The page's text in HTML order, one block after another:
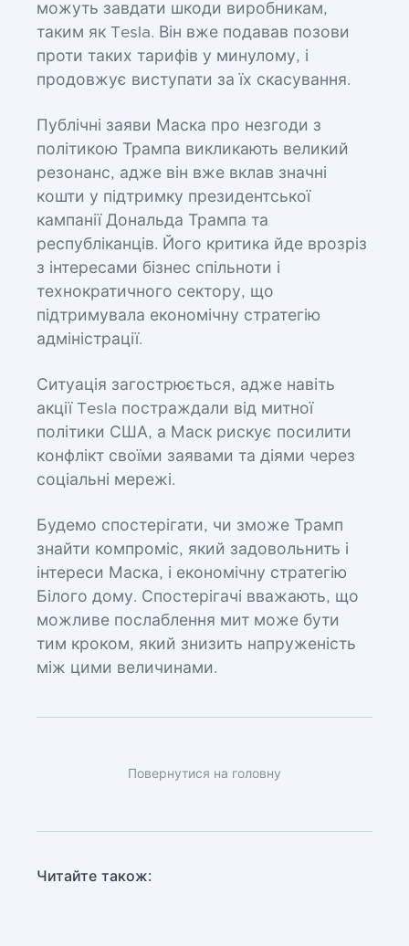
можуть завдати шкоди виробникам,
таким як Tesla. Він вже подавав позови
проти таких тарифів у минулому, і
продовжує виступати за їх скасування.
Публічні заяви Маска про незгоди з
політикою Трампа викликають великий
резонанс, адже він вже вклав значні
кошти у підтримку президентської
кампанії Дональда Трампа та
республіканців. Його критика йде врозріз
з інтересами бізнес спільноти і
технократичного сектору, що
підтримувала економічну стратегію
адміністрації.
Ситуація загострюється, адже навіть
акції Tesla постраждали від митної
політики США, а Маск рискує посилити
конфлікт своїми заявами та діями через
соціальні мережі.
Будемо спостерігати, чи зможе Трамп
знайти компроміс, який задовольнить і
інтереси Маска, і економічну стратегію
Білого дому. Спостерігачі вважають, що
можливе послаблення мит може бути
тим кроком, який знизить напруженість
між цими величинами.
Повернутися на головну
Читайте також: